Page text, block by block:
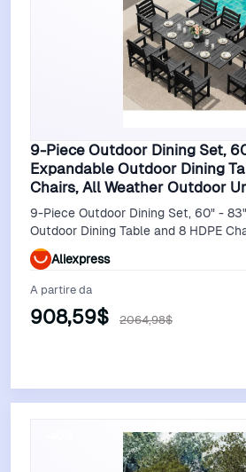
9-Piece Outdoor Dining Set,
Expandable Outdoor Dining
Chairs, All Weather Outdoor
9-Piece Outdoor Dining Set, 60" -
Outdoor Dining Table and 8 HDPE
Outdoor urniture Set, Black
Aliexpress
A partire da
908,59$ 2064,98$